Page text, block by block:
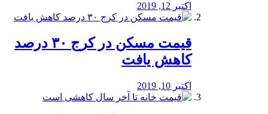
اکتبر 12, 2019
️قیمت مسکن در کرج ۳۰ درصد
کاهش یافت
اکتبر 10, 2019